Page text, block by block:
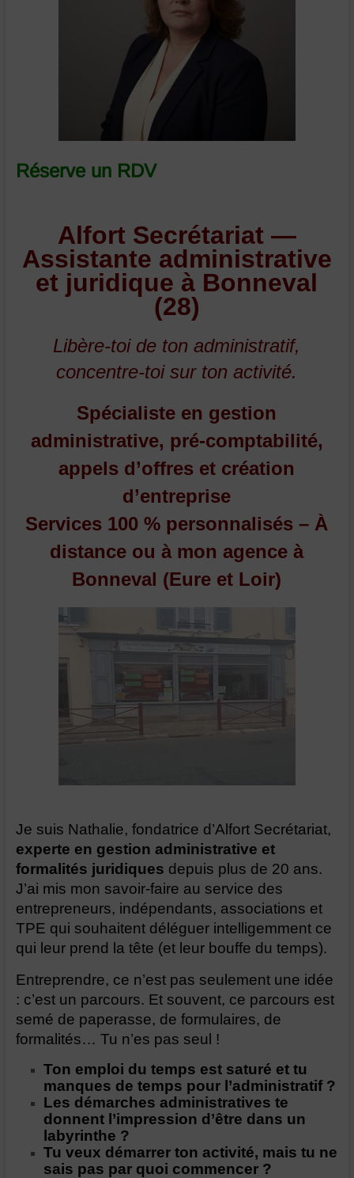
Loir
Réserve un RDV
Alfort Secrétariat —
Assistante administrative
et juridique à Bonneval
(28)
Libère-toi de ton administratif,
concentre-toi sur ton activité.
Spécialiste en gestion
administrative, pré-comptabilité,
appels d’offres et création
d’entreprise
Services 100 % personnalisés – À
distance ou à mon agence à
Bonneval (Eure et Loir)
Je suis Nathalie, fondatrice d’Alfort Secrétariat,
experte en gestion administrative et
formalités juridiques depuis plus de 20 ans.
J’ai mis mon savoir-faire au service des
entrepreneurs, indépendants, associations et
TPE qui souhaitent déléguer intelligemment ce
qui leur prend la tête (et leur bouffe du temps).
Entreprendre, ce n’est pas seulement une idée
: c’est un parcours. Et souvent, ce parcours est
semé de paperasse, de formulaires, de
formalités… Tu n’es pas seul !
Ton emploi du temps est saturé et tu
manques de temps pour l’administratif ?
Les démarches administratives te
donnent l’impression d’être dans un
labyrinthe ?
Tu veux démarrer ton activité, mais tu ne
sais pas par quoi commencer ?